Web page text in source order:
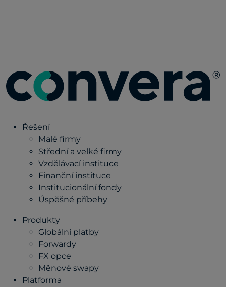
Řešení
Malé firmy
Střední a velké firmy
Vzdělávací instituce
Finanční instituce
Institucionální fondy
Úspěšné příbehy
Produkty
Globální platby
Forwardy
FX opce
Měnové swapy
Platforma